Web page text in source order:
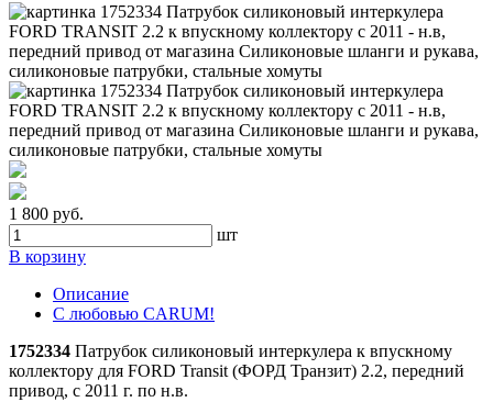
1 800 руб.
шт
В корзину
Описание
С любовью CARUM!
1752334 Патрубок силиконовый интеркулера к впускному
коллектору для FORD Transit (ФОРД Транзит) 2.2, передний
привод, с 2011 г. по н.в.